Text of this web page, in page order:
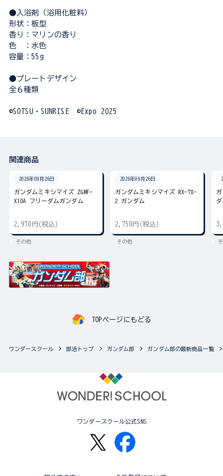
●入浴剤（浴用化粧料）
形状：板型
香り：マリンの香り
色 ：水色
容量：55g
●プレートデザイン
全６種類
©SOTSU・SUNRISE ©Expo 2025
関連商品
2026年09月26日
ガンダムミキシマイズ ZGMF-
X10A フリーダムガンダム
2,970円(税込)
その他
2026年09月26日
ガンダムミキシマイズ RX-78-
2 ガンダム
2,750円(税込)
その他
TOPページにもどる
ワンダースクール 部活トップ ガンダム部 ガンダム部の最新商品一覧
ワンダースクール公式SNS